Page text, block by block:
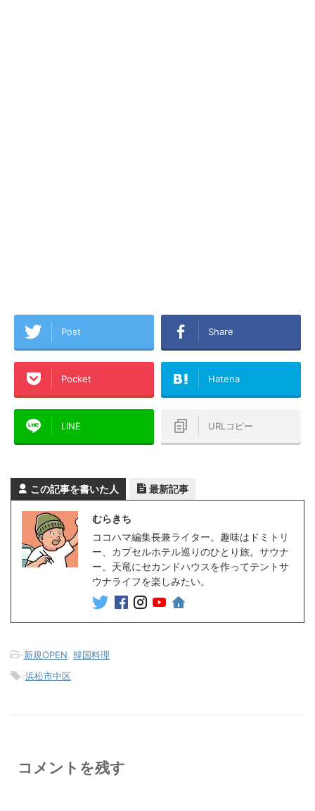
Post Share
Pocket Hatena
LINE URLコピー
この記事を書いた人 最新記事
むらきち
ココハマ編集長兼ライター。趣味はドミトリ
ー、カプセルホテル巡りのひとり旅。サウナ
ー。天竜にセカンドハウスを作ってテントサ
ウナライフを楽しみたい。
-新規OPEN 韓国料理
-浜松市中区
コメントを残す